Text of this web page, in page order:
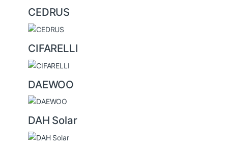
CEDRUS
CIFARELLI
DAEWOO
DAH Solar